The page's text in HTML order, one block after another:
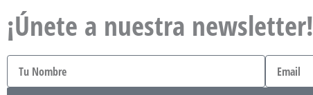
¡Únete a nuestra newsletter!